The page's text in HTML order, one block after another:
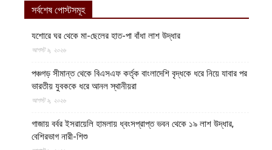
সর্বশেষ পোস্টসমূহ
যশোরে ঘর থেকে মা-ছেলের হাত-পা বাঁধা লাশ উদ্ধার
আগস্ট ৯, ২০২৬
পঞ্চগড় সীমান্ত থেকে বিএসএফ কর্তৃক বাংলাদেশি বৃদ্ধকে ধরে নিয়ে যাবার পর
ভারতীয় যুবককে ধরে আনল স্থানীয়রা
আগস্ট ৯, ২০২৬
গাজায় বর্বর ইসরায়েলি হামলায় ধ্বংসপ্রাপ্ত ভবন থেকে ১৯ লাশ উদ্ধার,
বেশিরভাগ নারী-শিশু